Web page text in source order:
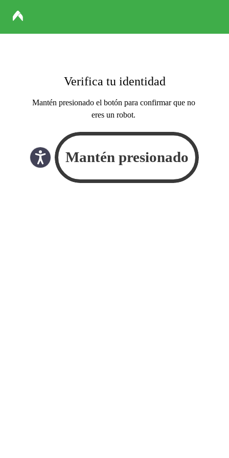
Verifica tu identidad
Mantén presionado el botón para confirmar que no
eres un robot.